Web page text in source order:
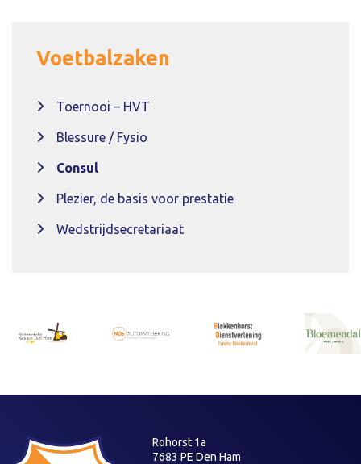
Voetbalzaken
Toernooi – HVT
Blessure / Fysio
Consul
Plezier, de basis voor prestatie
Wedstrijdsecretariaat
Rohorst 1a
7683 PE Den Ham